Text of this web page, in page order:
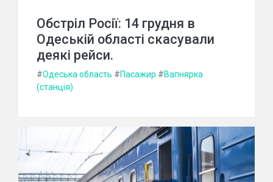
Обстріл Росії: 14 грудня в
Одеській області скасували
деякі рейси.
#Одеська область #Пасажир #Вапнярка
(станція)